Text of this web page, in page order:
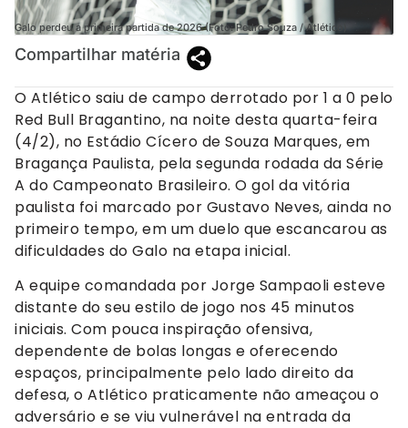
Galo perdeu a primeira partida de 2026 (Foto: Pedro Souza / Atlético)
Compartilhar matéria
O Atlético saiu de campo derrotado por 1 a 0 pelo
Red Bull Bragantino, na noite desta quarta-feira
(4/2), no Estádio Cícero de Souza Marques, em
Bragança Paulista, pela segunda rodada da Série
A do Campeonato Brasileiro. O gol da vitória
paulista foi marcado por Gustavo Neves, ainda no
primeiro tempo, em um duelo que escancarou as
dificuldades do Galo na etapa inicial.
A equipe comandada por Jorge Sampaoli esteve
distante do seu estilo de jogo nos 45 minutos
iniciais. Com pouca inspiração ofensiva,
dependente de bolas longas e oferecendo
espaços, principalmente pelo lado direito da
defesa, o Atlético praticamente não ameaçou o
adversário e se viu vulnerável na entrada da